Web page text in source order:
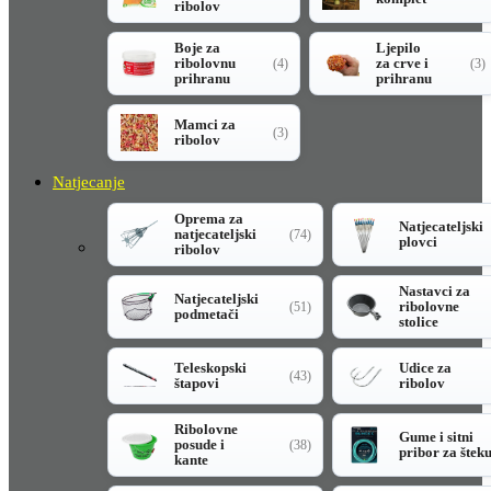
ribolov
Boje za
ribolovnu
prihranu
(4)
Ljepilo
za crve i
prihranu
(3)
Mamci za
ribolov
(3)
Natjecanje
Oprema za
natjecateljski
ribolov
(74)
Natjecateljski
plovci
Natjecateljski
podmetači
(51)
Nastavci za
ribolovne
stolice
Teleskopski
štapovi
(43)
Udice za
ribolov
Ribolovne
posude i
kante
(38)
Gume i sitni
pribor za šteku